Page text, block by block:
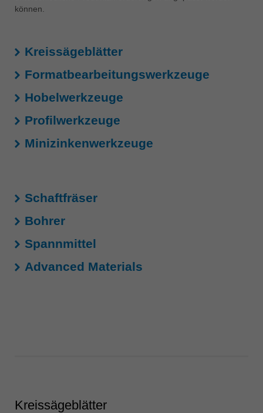
中国
中文
ประเทศไทย
Україна
yкраїнська
können.
Kreissägeblätter
Formatbearbeitungswerkzeuge
Hobelwerkzeuge
Profilwerkzeuge
Minizinkenwerkzeuge
Schaftfräser
Bohrer
Spannmittel
Advanced Materials
Kreissägeblätter